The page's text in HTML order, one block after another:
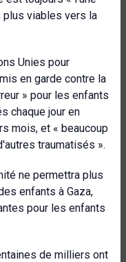
viables vers la
Unies pour
en garde contre la
» pour les enfants
chaque jour en
mois, et « beaucoup
traumatisés ».
ne permettra plus
enfants à Gaza,
pour les enfants
de milliers ont